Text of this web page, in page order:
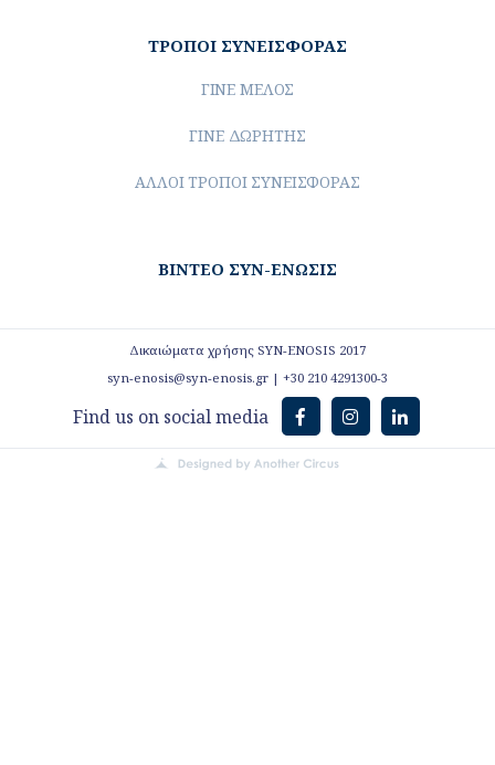
ΓΙΝΕ ΜΕΛΟΣ
ΓΙΝΕ ΔΩΡΗΤΗΣ
ΑΛΛΟΙ ΤΡΟΠΟΙ ΣΥΝΕΙΣΦΟΡΑΣ
syn-enosis@syn-enosis.gr | +30 210 4291300-3
Find us on social media